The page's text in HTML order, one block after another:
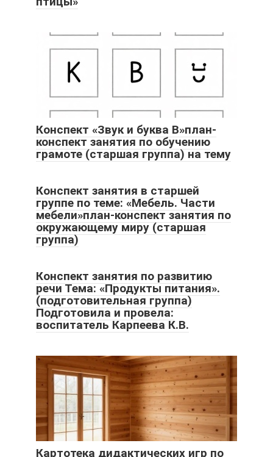
Конспект «Звук и буква В»план-
конспект занятия по обучению
грамоте (старшая группа) на тему
Конспект занятия в старшей
группе по теме: «Мебель. Части
мебели»план-конспект занятия по
окружающему миру (старшая
группа)
Конспект занятия по развитию
речи Тема: «Продукты питания».
(подготовительная группа)
Подготовила и провела:
воспитатель Карпеева К.В.
Картотека дидактических игр по